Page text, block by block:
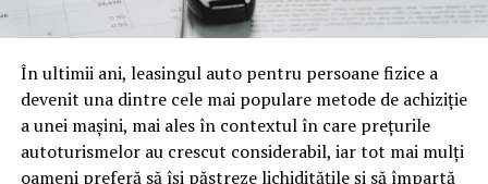
oamenii cu adevărat. Dacă transcrierea ajunge pe o
cuvinte tematice, scrise exact în limbajul în care se
caută.
Apoi vine partea de comportament. O pagină pe care
vizitatorii stau zece, cincisprezece minute ca să
În ultimii ani, leasingul auto pentru persoane fizice a
devenit una dintre cele mai populare metode de achiziție
a unei mașini, mai ales în contextul în care prețurile
autoturismelor au crescut considerabil, iar tot mai mulți
oameni preferă să își păstreze lichiditățile și să împartă